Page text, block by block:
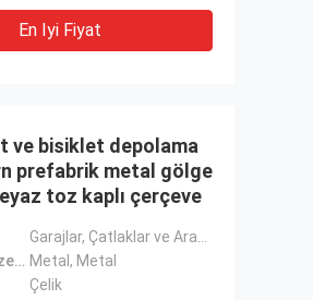
En Iyi Fiyat
ve bisiklet depolama
prefabrik metal gölge
toz kaplı çerçeve
Garajlar, Çatlaklar ve Araba Kulesi, Garajlar, Çatlaklar ve Araba Kulesi
Çerçeve malzemesi: Metal, Metal
Çelik